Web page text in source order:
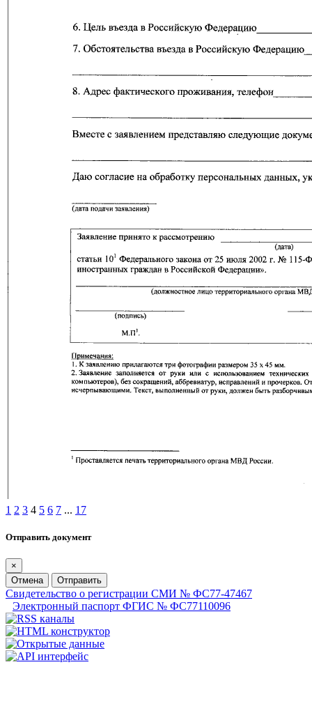
1 2 3 4 5 6 7 ... 17
Отправить документ
×
Отмена
Отправить
Свидетельство о регистрации СМИ № ФС77-47467
Электронный паспорт ФГИС № ФС77110096